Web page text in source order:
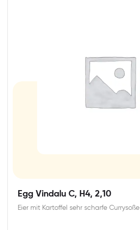
Egg Vindalu C, H4, 2,10
Eier mit Kartoffel sehr scharfe Currysoße